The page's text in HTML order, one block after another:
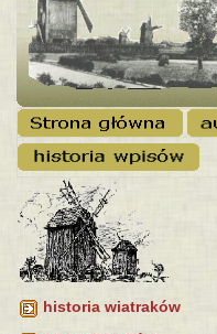
historia wiatraków